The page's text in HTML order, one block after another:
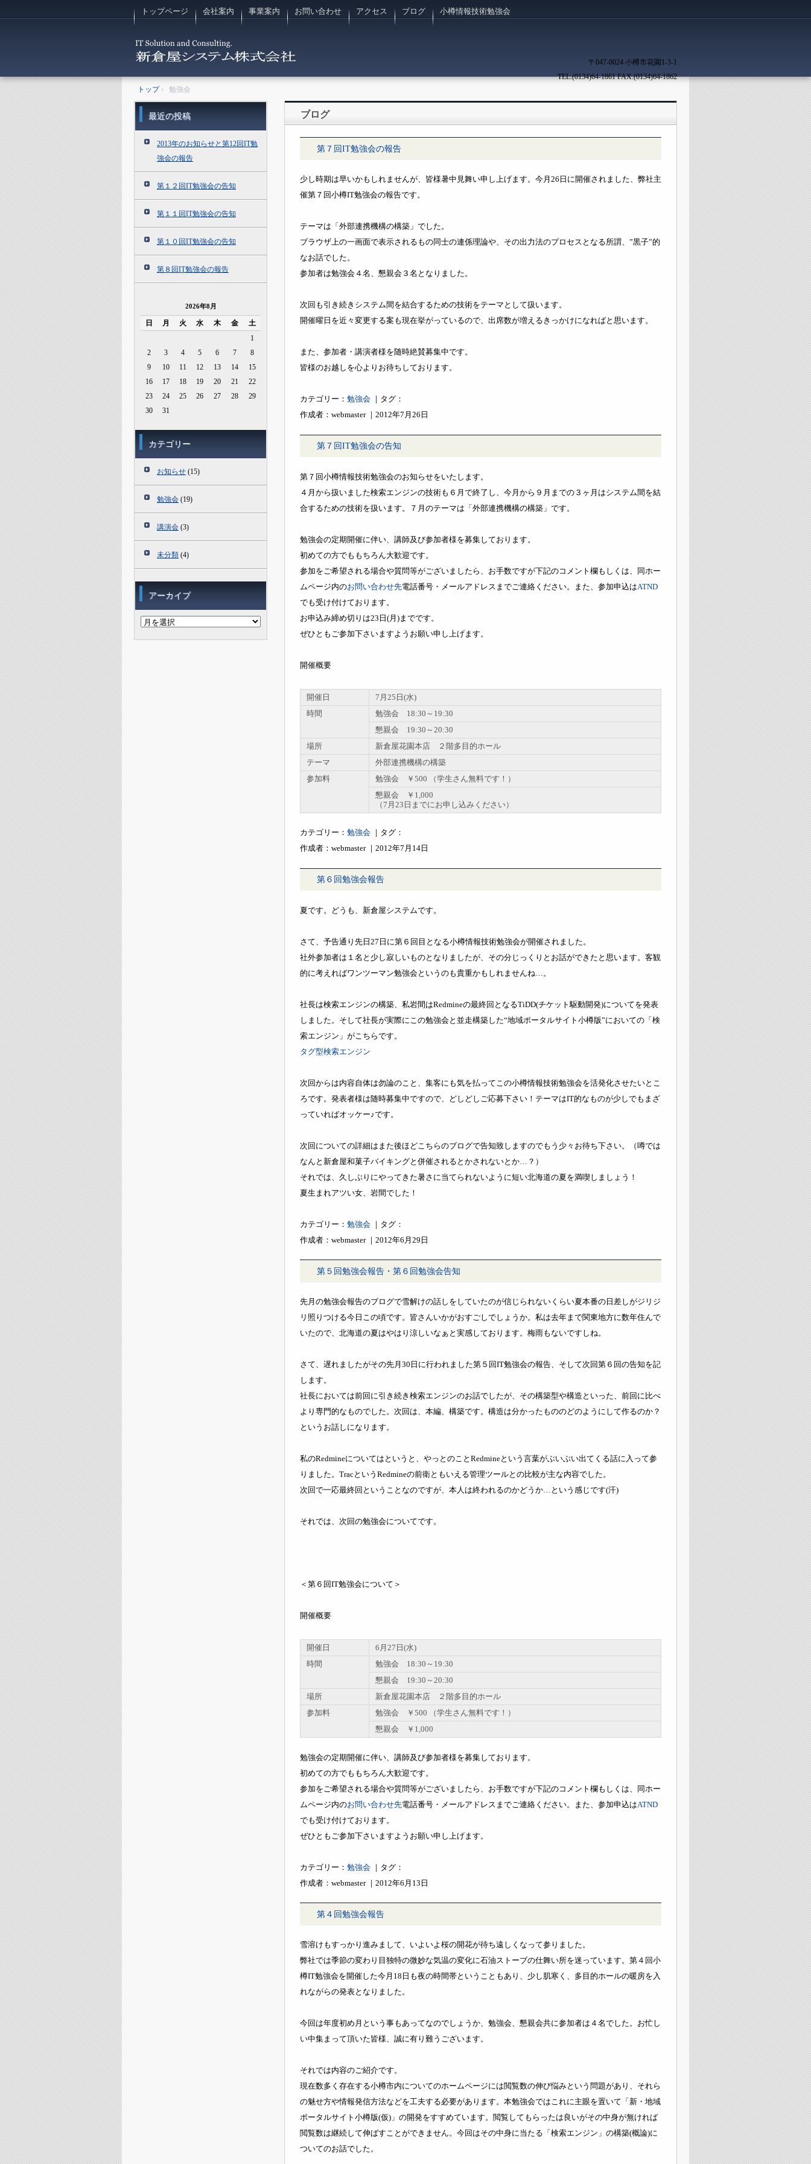
〒047-0024 小樽市花園1-3-1
TEL.(0134)64-1861 FAX.(0134)64-1862
トップページ 会社案内 事業案内 お問い合わせ アクセス ブログ 小樽情報技術勉強会
トップ› 勉強会
ブログ
第７回IT勉強会の報告
少し時期は早いかもしれませんが、皆様暑中見舞い申し上げます。今月26日に開催されました、弊社主
催第７回小樽IT勉強会の報告です。
テーマは「外部連携機構の構築」でした。
ブラウザ上の一画面で表示されるもの同士の連係理論や、その出力法のプロセスとなる所謂、”黒子”的
なお話でした。
参加者は勉強会４名、懇親会３名となりました。
次回も引き続きシステム間を結合するための技術をテーマとして扱います。
開催曜日を近々変更する案も現在挙がっているので、出席数が増えるきっかけになればと思います。
また、参加者・講演者様を随時絶賛募集中です。
皆様のお越しを心よりお待ちしております。
カテゴリー： 勉強会 ｜タグ：
作成者：webmaster ｜2012年7月26日
第７回IT勉強会の告知
第７回小樽情報技術勉強会のお知らせをいたします。
４月から扱いました検索エンジンの技術も６月で終了し、今月から９月までの３ヶ月はシステム間を結
合するための技術を扱います。７月のテーマは「外部連携機構の構築」です。
勉強会の定期開催に伴い、講師及び参加者様を募集しております。
初めての方でももちろん大歓迎です。
参加をご希望される場合や質問等がございましたら、お手数ですが下記のコメント欄もしくは、同ホー
ムページ内のお問い合わせ先電話番号・メールアドレスまでご連絡ください。また、参加申込はATND
でも受け付けております。
お申込み締め切りは23日(月)までです。
ぜひともご参加下さいますようお願い申し上げます。
開催概要
開催日
7月25日(水)
時間
勉強会 18:30～19:30
懇親会 19:30～20:30
場所
新倉屋花園本店 ２階多目的ホール
テーマ
外部連携機構の構築
参加料
勉強会 ￥500 （学生さん無料です！）
懇親会 ￥1,000
（7月23日までにお申し込みください）
カテゴリー： 勉強会 ｜タグ：
作成者：webmaster ｜2012年7月14日
第６回勉強会報告
夏です。どうも、新倉屋システムです。
さて、予告通り先日27日に第６回目となる小樽情報技術勉強会が開催されました。
社外参加者は１名と少し寂しいものとなりましたが、その分じっくりとお話ができたと思います。客観
的に考えればワンツーマン勉強会というのも貴重かもしれませんね…。
社長は検索エンジンの構築、私岩間はRedmineの最終回となるTiDD(チケット駆動開発)についてを発表
しました。そして社長が実際にこの勉強会と並走構築した“地域ポータルサイト小樽版”においての「検
索エンジン」がこちらです。
タグ型検索エンジン
次回からは内容自体は勿論のこと、集客にも気を払ってこの小樽情報技術勉強会を活発化させたいとこ
ろです。発表者様は随時募集中ですので、どしどしご応募下さい！テーマはIT的なものが少しでもまざ
っていればオッケー♪です。
次回についての詳細はまた後ほどこちらのブログで告知致しますのでもう少々お待ち下さい。（噂では
なんと新倉屋和菓子バイキングと併催されるとかされないとか…？）
それでは、久しぶりにやってきた暑さに当てられないように短い北海道の夏を満喫しましょう！
夏生まれアツい女、岩間でした！
カテゴリー： 勉強会 ｜タグ：
作成者：webmaster ｜2012年6月29日
第５回勉強会報告・第６回勉強会告知
先月の勉強会報告のブログで雪解けの話しをしていたのが信じられないくらい夏本番の日差しがジリジ
リ照りつける今日この頃です。皆さんいかがおすごしでしょうか。私は去年まで関東地方に数年住んで
いたので、北海道の夏はやはり涼しいなぁと実感しております。梅雨もないですしね。
さて、遅れましたがその先月30日に行われました第５回IT勉強会の報告、そして次回第６回の告知を記
します。
社長においては前回に引き続き検索エンジンのお話でしたが、その構築型や構造といった、前回に比べ
より専門的なものでした。次回は、本編、構築です。構造は分かったもののどのようにして作るのか？
というお話しになります。
私のRedmineについてはというと、やっとのことRedmineという言葉がぶいぶい出てくる話に入って参
りました。TracというRedmineの前衛ともいえる管理ツールとの比較が主な内容でした。
次回で一応最終回ということなのですが、本人は終われるのかどうか…という感じです(汗)
それでは、次回の勉強会についてです。
＜第６回IT勉強会について＞
開催概要
開催日
6月27日(水)
時間
勉強会 18:30～19:30
懇親会 19:30～20:30
場所
新倉屋花園本店 ２階多目的ホール
参加料
勉強会 ￥500 （学生さん無料です！）
懇親会 ￥1,000
勉強会の定期開催に伴い、講師及び参加者様を募集しております。
初めての方でももちろん大歓迎です。
参加をご希望される場合や質問等がございましたら、お手数ですが下記のコメント欄もしくは、同ホー
ムページ内のお問い合わせ先電話番号・メールアドレスまでご連絡ください。また、参加申込はATND
でも受け付けております。
ぜひともご参加下さいますようお願い申し上げます。
カテゴリー： 勉強会 ｜タグ：
作成者：webmaster ｜2012年6月13日
第４回勉強会報告
雪溶けもすっかり進みまして、いよいよ桜の開花が待ち遠しくなって参りました。
弊社では季節の変わり目独特の微妙な気温の変化に石油ストーブの仕舞い所を迷っています。第４回小
樽IT勉強会を開催した今月18日も夜の時間帯ということもあり、少し肌寒く、多目的ホールの暖房を入
れながらの発表となりました。
今回は年度初め月という事もあってなのでしょうか、勉強会、懇親会共に参加者は４名でした。お忙し
い中集まって頂いた皆様、誠に有り難うございます。
それでは内容のご紹介です。
現在数多く存在する小樽市内についてのホームページには閲覧数の伸び悩みという問題があり、それら
の魅せ方や情報発信方法などを工夫する必要があります。本勉強会ではこれに主眼を置いて「新・地域
ポータルサイト小樽版(仮)」の開発をすすめています。閲覧してもらったは良いがその中身が無ければ
閲覧数は継続して伸ばすことができません。今回はその中身に当たる「検索エンジン」の構築(概論)に
ついてのお話でした。
最近の投稿
2013年のお知らせと第12回IT勉
強会の報告
第１２回IT勉強会の告知
第１１回IT勉強会の告知
第１０回IT勉強会の告知
第８回IT勉強会の報告
2026年8月
日 月 火 水 木 金
土
1
2
3 4 5 6 7
8
9
10 11 12 13 14
15
16
17 18 19 20 21
22
23
24 25 26 27 28
29
30
31
カテゴリー
お知らせ (15)
勉強会 (19)
講演会 (3)
未分類 (4)
アーカイブ